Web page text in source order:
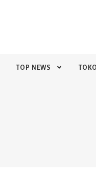
TOP NEWS